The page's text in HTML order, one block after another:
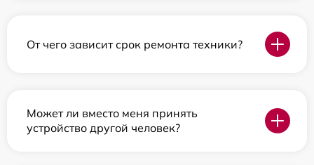
От чего зависит срок ремонта техники?
Может ли вместо меня принять
устройство другой человек?